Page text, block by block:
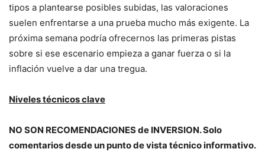
tipos a plantearse posibles subidas, las valoraciones
suelen enfrentarse a una prueba mucho más exigente. La
próxima semana podría ofrecernos las primeras pistas
sobre si ese escenario empieza a ganar fuerza o si la
inflación vuelve a dar una tregua.
Niveles técnicos clave
NO SON RECOMENDACIONES de INVERSION. Solo
comentarios desde un punto de vista técnico informativo.